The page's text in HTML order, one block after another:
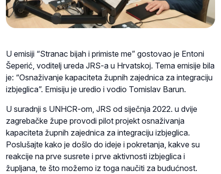
U emisiji “Stranac bijah i primiste me” gostovao je Entoni
Šeperić, voditelj ureda JRS-a u Hrvatskoj. Tema emisije bila
je: “Osnaživanje kapaciteta župnih zajednica za integraciju
izbjeglica”. Emisiju je uredio i vodio Tomislav Barun.
U suradnji s UNHCR-om, JRS od siječnja 2022. u dvije
zagrebačke župe provodi pilot projekt osnaživanja
kapaciteta župnih zajednica za integraciju izbjeglica.
Poslušajte kako je došlo do ideje i pokretanja, kakve su
reakcije na prve susrete i prve aktivnosti izbjeglica i
župljana, te što možemo iz toga naučiti za budućnost.